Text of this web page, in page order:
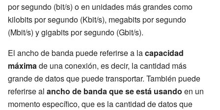
por segundo (bit/s) o en unidades más grandes como
kilobits por segundo (Kbit/s), megabits por segundo
(Mbit/s) y gigabits por segundo (Gbit/s).
El ancho de banda puede referirse a lacapacidad
máxima de una conexión, es decir, la cantidad más
grande de datos que puede transportar. También puede
referirse al ancho de banda que se está usando en un
momento específico, que es la cantidad de datos que